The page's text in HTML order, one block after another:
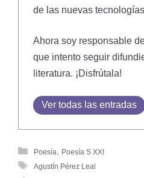
de las nuevas
Ahora soy responsable
que intento seguir
literatura. ¡Disfrútala!
Ver todas las entradas
Poesía, Poesía S XXI
Agustín Pérez Leal